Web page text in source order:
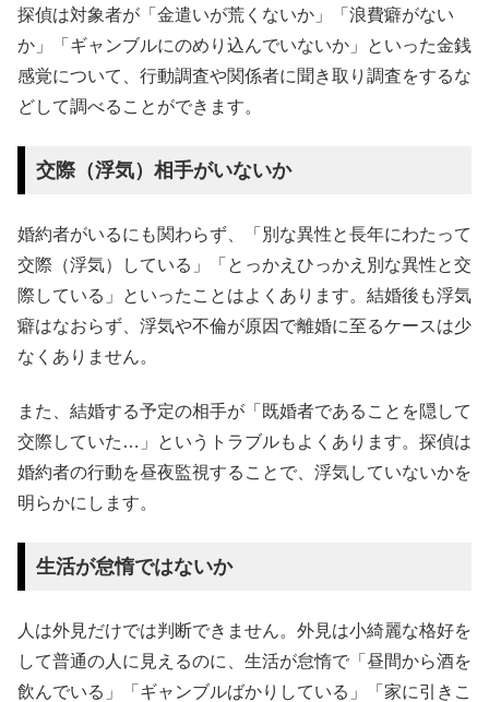
探偵は対象者が「金遣いが荒くないか」「浪費癖がない
か」「ギャンブルにのめり込んでいないか」といった金銭
感覚について、行動調査や関係者に聞き取り調査をするな
どして調べることができます。
交際（浮気）相手がいないか
婚約者がいるにも関わらず、「別な異性と長年にわたって
交際（浮気）している」「とっかえひっかえ別な異性と交
際している」といったことはよくあります。結婚後も浮気
癖はなおらず、浮気や不倫が原因で離婚に至るケースは少
なくありません。
また、結婚する予定の相手が「既婚者であることを隠して
交際していた…」というトラブルもよくあります。探偵は
婚約者の行動を昼夜監視することで、浮気していないかを
明らかにします。
生活が怠惰ではないか
人は外見だけでは判断できません。外見は小綺麗な格好を
して普通の人に見えるのに、生活が怠惰で「昼間から酒を
飲んでいる」「ギャンブルばかりしている」「家に引きこ